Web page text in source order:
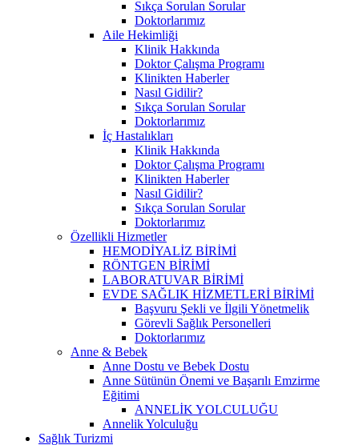
Sıkça Sorulan Sorular
Doktorlarımız
Aile Hekimliği
Klinik Hakkında
Doktor Çalışma Programı
Klinikten Haberler
Nasıl Gidilir?
Sıkça Sorulan Sorular
Doktorlarımız
İç Hastalıkları
Klinik Hakkında
Doktor Çalışma Programı
Klinikten Haberler
Nasıl Gidilir?
Sıkça Sorulan Sorular
Doktorlarımız
Özellikli Hizmetler
HEMODİYALİZ BİRİMİ
RÖNTGEN BİRİMİ
LABORATUVAR BİRİMİ
EVDE SAĞLIK HİZMETLERİ BİRİMİ
Başvuru Şekli ve İlgili Yönetmelik
Görevli Sağlık Personelleri
Doktorlarımız
Anne & Bebek
Anne Dostu ve Bebek Dostu
Anne Sütünün Önemi ve Başarılı Emzirme
Eğitimi
ANNELİK YOLCULUĞU
Annelik Yolculuğu
Sağlık Turizmi